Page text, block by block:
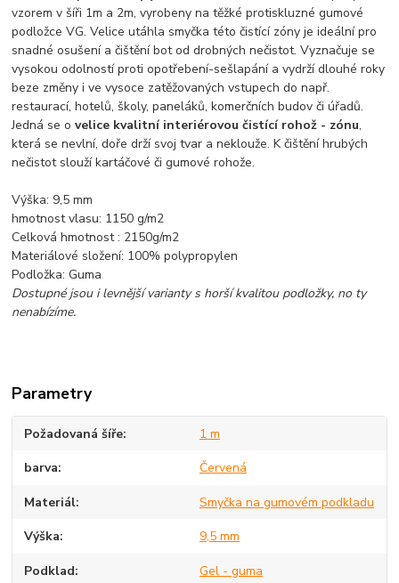
vzorem v šíři 1m a 2m, vyrobeny na těžké protiskluzné gumové
podložce VG. Velice utáhla smyčka této čistící zóny je ideální pro
snadné osušení a čištění bot od drobných nečistot. Vyznačuje se
vysokou odolností proti opotřebení-sešlapání a vydrží dlouhé roky
beze změny i ve vysoce zatěžovaných vstupech do např.
restaurací, hotelů, školy, paneláků, komerčních budov či úřadů.
Jedná se ovelice kvalitní interiérovou čistící rohož - zónu,
která se nevlní, doře drží svoj tvar a neklouže. K čištění hrubých
nečistot slouží kartáčové či gumové rohože.
Výška: 9,5 mm
hmotnost vlasu: 1150 g/m2
Celková hmotnost : 2150g/m2
Materiálové složení: 100% polypropylen
Podložka: Guma
Dostupné jsou i levnější varianty s horší kvalitou podložky, no ty
nenabízíme.
Parametry
Požadovaná šíře 1 m
barva Červená
Materiál Smyčka na gumovém podkladu
Výška 9,5 mm
Podklad Gel - guma